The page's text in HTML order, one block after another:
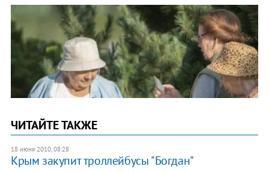
ЧИТАЙТЕ ТАКЖЕ
18 июня 2010, 08:28
Крым закупит троллейбусы "Богдан"